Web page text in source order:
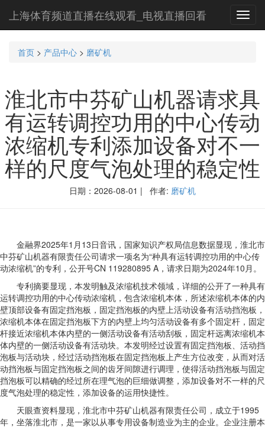
上海体育频道直播在线观看_电视直播回看
首页 > 产品中心 > 磨矿机
淮北市中芬矿山机器请求具
有运转调控功用的中心传动
浓缩机专利添加设备对不一
样的尺度气泡处理的稳定性
日期：2026-08-01 | 作者: 磨矿机
金融界2025年1月13日音讯，国家知识产权局信息数据显现，淮北市
中芬矿山机器有限责任公司请求一项名为“种具有运转调控功用的中心传
动浓缩机”的专利，公开号CN 119280895 A，请求日期为2024年10月。
专利摘要显现，本发明触及浓缩机技术领域，详细的公开了一种具有
运转调控功用的中心传动浓缩机，包含浓缩机本体，所述浓缩机本体的内
壁顶部设备有固定挡泡板，固定挡泡板的内壁上活动设备有活动挡泡板，
浓缩机本体在固定挡泡板下方的内壁上均匀活动设备有多个固定杆，固定
杆接近浓缩机本体内壁的一侧活动设备有活动刮板，固定杆远离浓缩机本
体内壁的一侧活动设备有活动块。本发明经过设置有固定挡泡板、活动挡
泡板与活动块，经过活动挡泡板在固定挡泡板上产生方位改变，从而对活
动挡泡板与固定挡泡板之间的齿牙间隙进行调理，使得活动挡泡板与固定
挡泡板可以精确的经过所在理气泡的巨细做调整，添加设备对不一样的尺
度气泡处理的稳定性，添加设备的运用快捷性。
天眼查资料显现，淮北市中芬矿山机器有限责任公司，成立于1995
年，坐落淮北市，是一家以从事专用设备制造业为主的企业。企业注册本